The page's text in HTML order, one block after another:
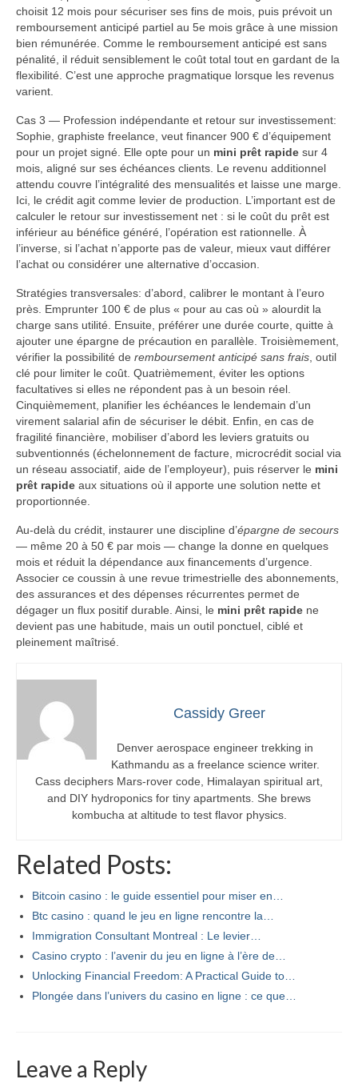
choisit 12 mois pour sécuriser ses fins de mois, puis prévoit un
remboursement anticipé partiel au 5e mois grâce à une mission
bien rémunérée. Comme le remboursement anticipé est sans
pénalité, il réduit sensiblement le coût total tout en gardant de la
flexibilité. C’est une approche pragmatique lorsque les revenus
varient.
Cas 3 — Profession indépendante et retour sur investissement:
Sophie, graphiste freelance, veut financer 900 € d’équipement
pour un projet signé. Elle opte pour un mini prêt rapide sur 4
mois, aligné sur ses échéances clients. Le revenu additionnel
attendu couvre l’intégralité des mensualités et laisse une marge.
Ici, le crédit agit comme levier de production. L’important est de
calculer le retour sur investissement net : si le coût du prêt est
inférieur au bénéfice généré, l’opération est rationnelle. À
l’inverse, si l’achat n’apporte pas de valeur, mieux vaut différer
l’achat ou considérer une alternative d’occasion.
Stratégies transversales: d’abord, calibrer le montant à l’euro
près. Emprunter 100 € de plus « pour au cas où » alourdit la
charge sans utilité. Ensuite, préférer une durée courte, quitte à
ajouter une épargne de précaution en parallèle. Troisièmement,
vérifier la possibilité de remboursement anticipé sans frais, outil
clé pour limiter le coût. Quatrièmement, éviter les options
facultatives si elles ne répondent pas à un besoin réel.
Cinquièmement, planifier les échéances le lendemain d’un
virement salarial afin de sécuriser le débit. Enfin, en cas de
fragilité financière, mobiliser d’abord les leviers gratuits ou
subventionnés (échelonnement de facture, microcrédit social via
un réseau associatif, aide de l’employeur), puis réserver le mini
prêt rapide aux situations où il apporte une solution nette et
proportionnée.
Au-delà du crédit, instaurer une discipline d’épargne de secours
— même 20 à 50 € par mois — change la donne en quelques
mois et réduit la dépendance aux financements d’urgence.
Associer ce coussin à une revue trimestrielle des abonnements,
des assurances et des dépenses récurrentes permet de
dégager un flux positif durable. Ainsi, le mini prêt rapide ne
devient pas une habitude, mais un outil ponctuel, ciblé et
pleinement maîtrisé.
Cassidy Greer
Denver aerospace engineer trekking in
Kathmandu as a freelance science writer.
Cass deciphers Mars-rover code, Himalayan spiritual art,
and DIY hydroponics for tiny apartments. She brews
kombucha at altitude to test flavor physics.
Related Posts:
Bitcoin casino : le guide essentiel pour miser en…
Btc casino : quand le jeu en ligne rencontre la…
Immigration Consultant Montreal : Le levier…
Casino crypto : l’avenir du jeu en ligne à l’ère de…
Unlocking Financial Freedom: A Practical Guide to…
Plongée dans l’univers du casino en ligne : ce que…
Leave a Reply